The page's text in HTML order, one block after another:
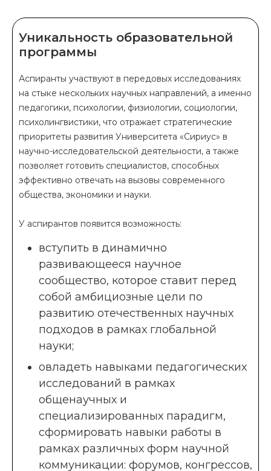
Уникальность образовательной
программы
Аспиранты участвуют в передовых исследованиях
на стыке нескольких научных направлений, а именно
педагогики, психологии, физиологии, социологии,
психолингвистики, что отражает стратегические
приоритеты развития Университета «Сириус» в
научно-исследовательской деятельности, а также
позволяет готовить специалистов, способных
эффективно отвечать на вызовы современного
общества, экономики и науки.
У аспирантов появится возможность:
вступить в динамично
развивающееся научное
сообщество, которое ставит перед
собой амбициозные цели по
развитию отечественных научных
подходов в рамках глобальной
науки;
овладеть навыками педагогических
исследований в рамках
общенаучных и
специализированных парадигм,
сформировать навыки работы в
рамках различных форм научной
коммуникации: форумов, конгрессов,